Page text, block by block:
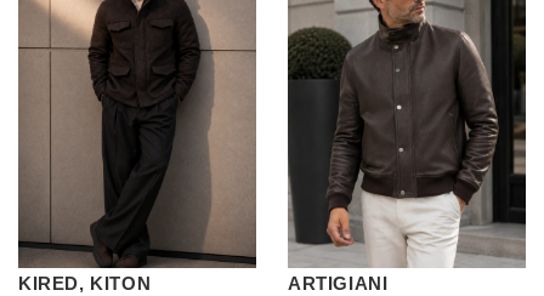
KIRED, KITON ARTIGIANI